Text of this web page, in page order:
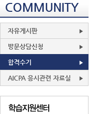
COMMUNITY
자유게시판
방문상담신청
합격수기
AICPA 응시관련 자료실